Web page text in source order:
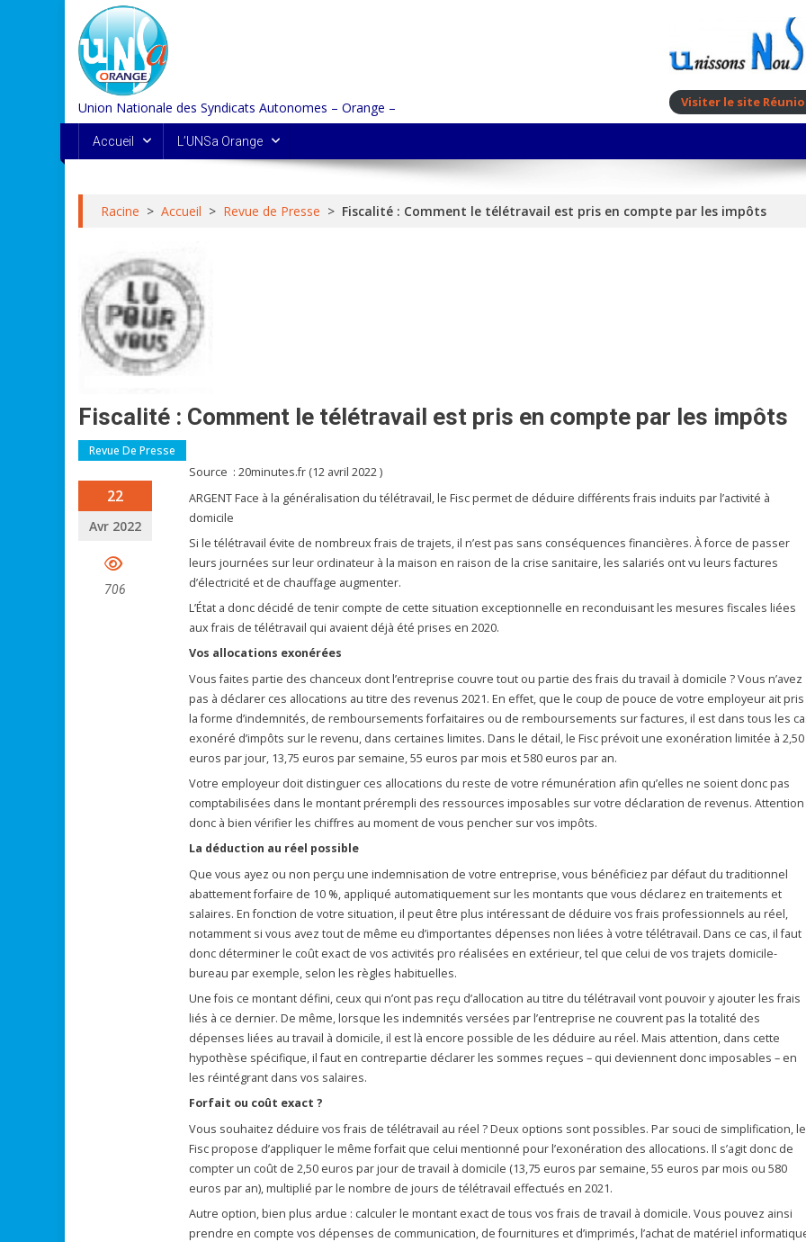
content
Union Nationale des Syndicats Autonomes – Orange – Visiter le site
Accueil L’UNSa Orange
Racine > Accueil > Revue de Presse > Fiscalité : Comment le télétravail est pris en compte par les impôts
Fiscalité : Comment le télétravail est pris en compte par les impôts
Revue De Presse
22
Avr 2022
706
Source : 20minutes.fr (12 avril 2022 )
ARGENT Face à la généralisation du télétravail, le Fisc permet de déduire différents frais induits par l’activité à
domicile
Si le télétravail évite de nombreux frais de trajets, il n’est pas sans conséquences financières. À force de passer
leurs journées sur leur ordinateur à la maison en raison de la crise sanitaire, les salariés ont vu leurs factures
d’électricité et de chauffage augmenter.
L’État a donc décidé de tenir compte de cette situation exceptionnelle en reconduisant les mesures fiscales liées
aux frais de télétravail qui avaient déjà été prises en 2020.
Vos allocations exonérées
Vous faites partie des chanceux dont l’entreprise couvre tout ou partie des frais du travail à domicile ? Vous n’avez
pas à déclarer ces allocations au titre des revenus 2021. En effet, que le coup de pouce de votre employeur ait pris
la forme d’indemnités, de remboursements forfaitaires ou de remboursements sur factures, il est dans tous les
exonéré d’impôts sur le revenu, dans certaines limites. Dans le détail, le Fisc prévoit une exonération limitée à 2,50
euros par jour, 13,75 euros par semaine, 55 euros par mois et 580 euros par an.
Votre employeur doit distinguer ces allocations du reste de votre rémunération afin qu’elles ne soient donc pas
comptabilisées dans le montant prérempli des ressources imposables sur votre déclaration de revenus. Attention
donc à bien vérifier les chiffres au moment de vous pencher sur vos impôts.
La déduction au réel possible
Que vous ayez ou non perçu une indemnisation de votre entreprise, vous bénéficiez par défaut du traditionnel
abattement forfaire de 10 %, appliqué automatiquement sur les montants que vous déclarez en traitements et
salaires. En fonction de votre situation, il peut être plus intéressant de déduire vos frais professionnels au réel,
notamment si vous avez tout de même eu d’importantes dépenses non liées à votre télétravail. Dans ce cas, il faut
donc déterminer le coût exact de vos activités pro réalisées en extérieur, tel que celui de vos trajets domicile-
bureau par exemple, selon les règles habituelles.
Une fois ce montant défini, ceux qui n’ont pas reçu d’allocation au titre du télétravail vont pouvoir y ajouter les frais
liés à ce dernier. De même, lorsque les indemnités versées par l’entreprise ne couvrent pas la totalité des
dépenses liées au travail à domicile, il est là encore possible de les déduire au réel. Mais attention, dans cette
hypothèse spécifique, il faut en contrepartie déclarer les sommes reçues – qui deviennent donc imposables – en
les réintégrant dans vos salaires.
Forfait ou coût exact ?
Vous souhaitez déduire vos frais de télétravail au réel ? Deux options sont possibles. Par souci de simplification, le
Fisc propose d’appliquer le même forfait que celui mentionné pour l’exonération des allocations. Il s’agit donc de
compter un coût de 2,50 euros par jour de travail à domicile (13,75 euros par semaine, 55 euros par mois ou 580
euros par an), multiplié par le nombre de jours de télétravail effectués en 2021.
Autre option, bien plus ardue : calculer le montant exact de tous vos frais de travail à domicile​. Vous pouvez ainsi
prendre en compte vos dépenses de communication, de fournitures et d’imprimés, l’achat de matériel